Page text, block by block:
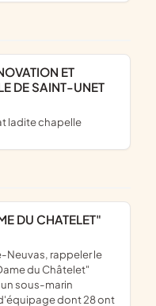
DE SAINT-UNET
ladite chapelle
DU CHATELET"
du Châtelet"
un sous-marin
dont 28 ont